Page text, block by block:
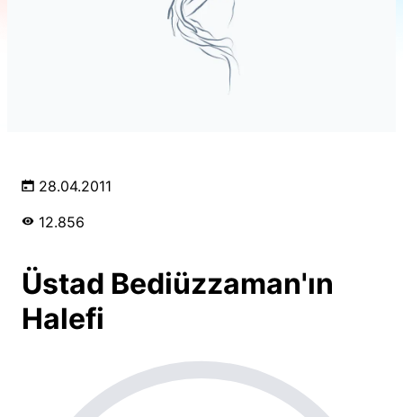
28.04.2011
12.856
Üstad Bediüzzaman'ın
Halefi